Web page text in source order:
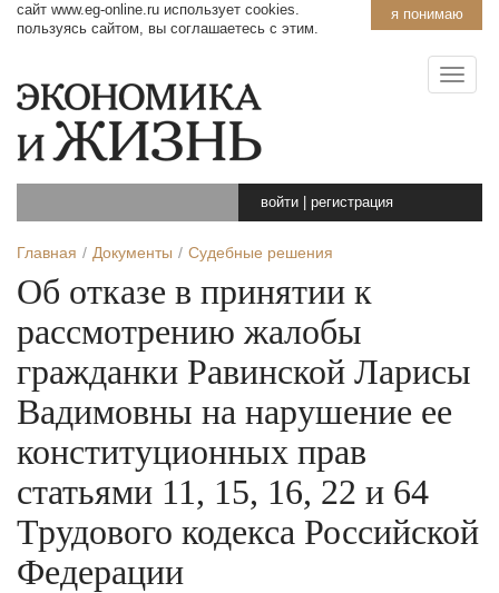
я понимаю
сайт www.eg-online.ru использует cookies.
пользуясь сайтом, вы соглашаетесь с этим.
войти регистрация
Главная Документы Судебные решения
Об отказе в принятии к
рассмотрению жалобы
гражданки Равинской Ларисы
Вадимовны на нарушение ее
конституционных прав
статьями 11, 15, 16, 22 и 64
Трудового кодекса Российской
Федерации